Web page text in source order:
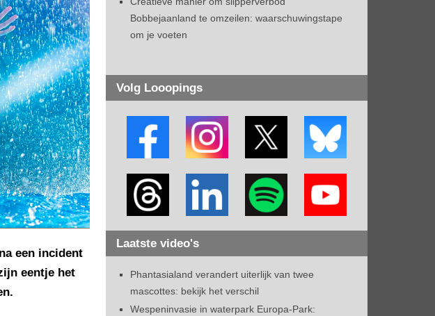
een incident
eentje het
Bobbejaanland te omzeilen: waarschuwingstape
om je voeten
Volg Looopings
Laatste video's
Phantasialand verandert uiterlijk van twee
mascottes: bekijk het verschil
Wespeninvasie in waterpark Europa-Park: